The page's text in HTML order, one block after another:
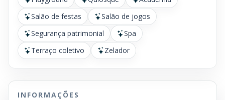
Salão de festas
Salão de jogos
Segurança patrimonial
Spa
Terraço coletivo
Zelador
INFORMAÇÕES